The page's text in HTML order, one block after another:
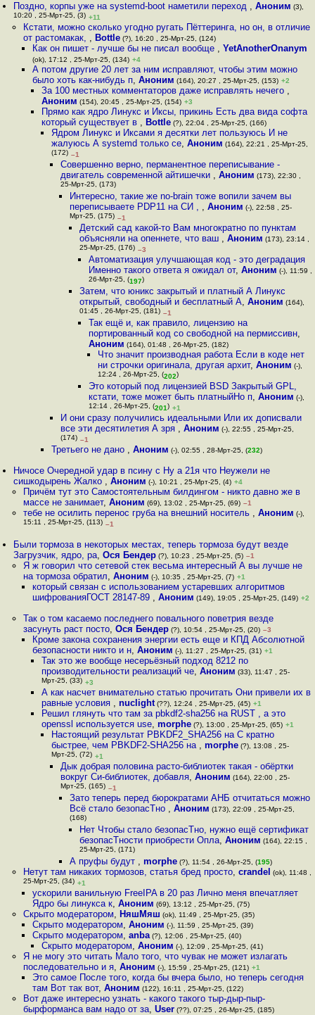
Поздно, корпы уже на systemd-boot наметили переход ,Аноним (3),
10:20 , 25-Мрт-25, (3) +11
Кстати, можно сколько угодно ругать Пёттеринга, но он, в отличие
от растомакaк, , Bottle(?), 16:20 , 25-Мрт-25, (124)
Как он пишет - лучше бы не писал вообще , YetAnotherOnanym
(ok), 17:12 , 25-Мрт-25, (134) +4
А потом другие 20 лет за ним исправляют, чтобы этим можно
было хоть как-нибудь п, Аноним (164), 20:27 , 25-Мрт-25, (153) +2
За 100 местных комментаторов даже исправлять нечего ,
Аноним (154), 20:45 , 25-Мрт-25, (154) +3
Прямо как ядро Линукс и Иксы, прикинь Есть два вида софта
который существует в , Bottle (?), 22:04 , 25-Мрт-25, (166)
Ядром Линукс и Иксами я десятки лет пользуюсь И не
жалуюсь А systemd только се, Аноним (164), 22:21 , 25-Мрт-25,
(172) –1
Совершенно верно, перманентное переписывание -
двигатель современной айтишечки , Аноним (173), 22:30 ,
25-Мрт-25, (173)
Интересно, такие же no-brain тоже вопили зачем вы
переписываете PDP11 на СИ , ,Аноним (-), 22:58 , 25-
Мрт-25, (175) –1
Детский сад какой-то Вам многократно по пунктам
объясняли на опеннете, что ваш , Аноним (173), 23:14 ,
25-Мрт-25, (176) –3
Автоматизация улучшающая код - это деградация
Именно такого ответа я ожидал от, Аноним (-), 11:59 ,
26-Мрт-25, (197)
Затем, что юникс закрытый и платный А Линукс
открытый, свободный и бесплатный А, Аноним (164),
01:45 , 26-Мрт-25, (181) –1
Так ещё и, как правило, лицензию на
портированный код со свободной на пермиссивн,
Аноним (164), 01:48 , 26-Мрт-25, (182)
Что значит производная работа Если в коде нет
ни строчки оригинала, другая архит,Аноним (-),
12:24 , 26-Мрт-25, (202)
Это который под лицензией BSD Закрытый GPL,
кстати, тоже может быть платныйНо п, Аноним (-),
12:14 , 26-Мрт-25, (201) +1
И они сразу получились идеальными Или их дописвали
все эти десятилетия А зря , Аноним (-), 22:55 , 25-Мрт-25,
(174) –1
Третьего не дано , Аноним (-), 02:55 , 28-Мрт-25, (232)
Ничосе Очередной удар в псину с Ну а 21я что Неужели не
сишкодырень Жалко ,Аноним (-), 10:21 , 25-Мрт-25, (4) +4
Причём тут это Самостоятельным билдингом - никто давно же в
массе не занимает, Аноним (69), 13:02 , 25-Мрт-25, (69) –1
тебе не осилить перенос груба на внешний носитель , Аноним (-),
15:11 , 25-Мрт-25, (113) –1
Были тормоза в некоторых местах, теперь тормоза будут везде
Загрузчик, ядро, ра,Ося Бендер (?), 10:23 , 25-Мрт-25, (5) –1
Я ж говорил что сетевой стек весьма интересный А вы лучше не
на тормоза обратил, Аноним (-), 10:35 , 25-Мрт-25, (7) +1
который связан с использованием устаревших алгоритмов
шифрованияГОСТ 28147-89 , Аноним (149), 19:05 , 25-Мрт-25, (149) +2
Так о том касаемо последнего повального поветрия везде
засунуть раст посто, Ося Бендер(?), 10:54 , 25-Мрт-25, (20) –3
Кроме закона сохранения энергии есть еще и КПД Абсолютной
безопасности никто и н, Аноним (-), 11:27 , 25-Мрт-25, (31) +1
Так это же вообще несерьёзный подход 8212 по
производительности реализаций че,Аноним (33), 11:47 , 25-
Мрт-25, (33) +3
А как насчет внимательно статью прочитать Они привели их в
равные условия ,nuclight (??), 12:24 , 25-Мрт-25, (45) +1
Решил глянуть что там за pbkdf2-sha256 на RUST , а это
openssl используется use,morphe (?), 13:00 , 25-Мрт-25, (65) +1
Настоящий результат PBKDF2_SHA256 на C кратно
быстрее, чем PBKDF2-SHA256 на , morphe(?), 13:08 , 25-
Мрт-25, (72) +1
Дык добрая половина расто-библиотек такая - обёртки
вокруг Си-библиотек, добавля, Аноним (164), 22:00 , 25-
Мрт-25, (165) –1
Зато теперь перед бюрократами АНБ отчитаться можно
Всё стало безопасТно ,Аноним (173), 22:09 , 25-Мрт-25,
(168)
Нет Чтобы стало безопасТно, нужно ещё сертификат
безопасТности приобрести Опла, Аноним (164), 22:15 ,
25-Мрт-25, (171)
А пруфы будут ,morphe (?), 11:54 , 26-Мрт-25, (195)
Нетут там никаких тормозов, статья бред просто, crandel (ok), 11:48 ,
25-Мрт-25, (34) +1
ускорили ванильную FreeIPA в 20 раз Лично меня впечатляет
Ядро бы линукса к, Аноним (69), 13:12 , 25-Мрт-25, (75)
Скрыто модератором, НяшМяш (ok), 11:49 , 25-Мрт-25, (35)
Скрыто модератором, Аноним (-), 11:59 , 25-Мрт-25, (39)
Скрыто модератором, anba(?), 12:06 , 25-Мрт-25, (40)
Скрыто модератором,Аноним (-), 12:09 , 25-Мрт-25, (41)
Я не могу это читать Мало того, что чувак не может излагать
последовательно и я, Аноним (-), 15:59 , 25-Мрт-25, (121) +1
Это самое После того, когда бы вчера было, но теперь сегодня
там Вот так вот, Аноним (122), 16:11 , 25-Мрт-25, (122)
Вот даже интересно узнать - какого такого тыр-дыр-пыр-
бырформанса вам надо от за, User(??), 07:25 , 26-Мрт-25, (185)